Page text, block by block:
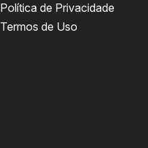
Política de Privacidade
Termos de Uso